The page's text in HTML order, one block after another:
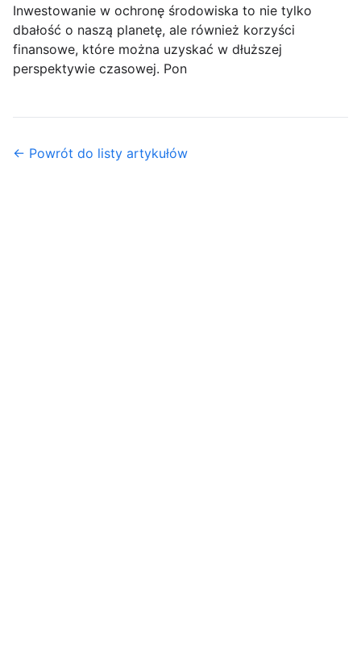
Inwestowanie w ochronę środowiska to nie tylko
dbałość o naszą planetę, ale również korzyści
finansowe, które można uzyskać w dłuższej
perspektywie czasowej. Pon
← Powrót do listy artykułów